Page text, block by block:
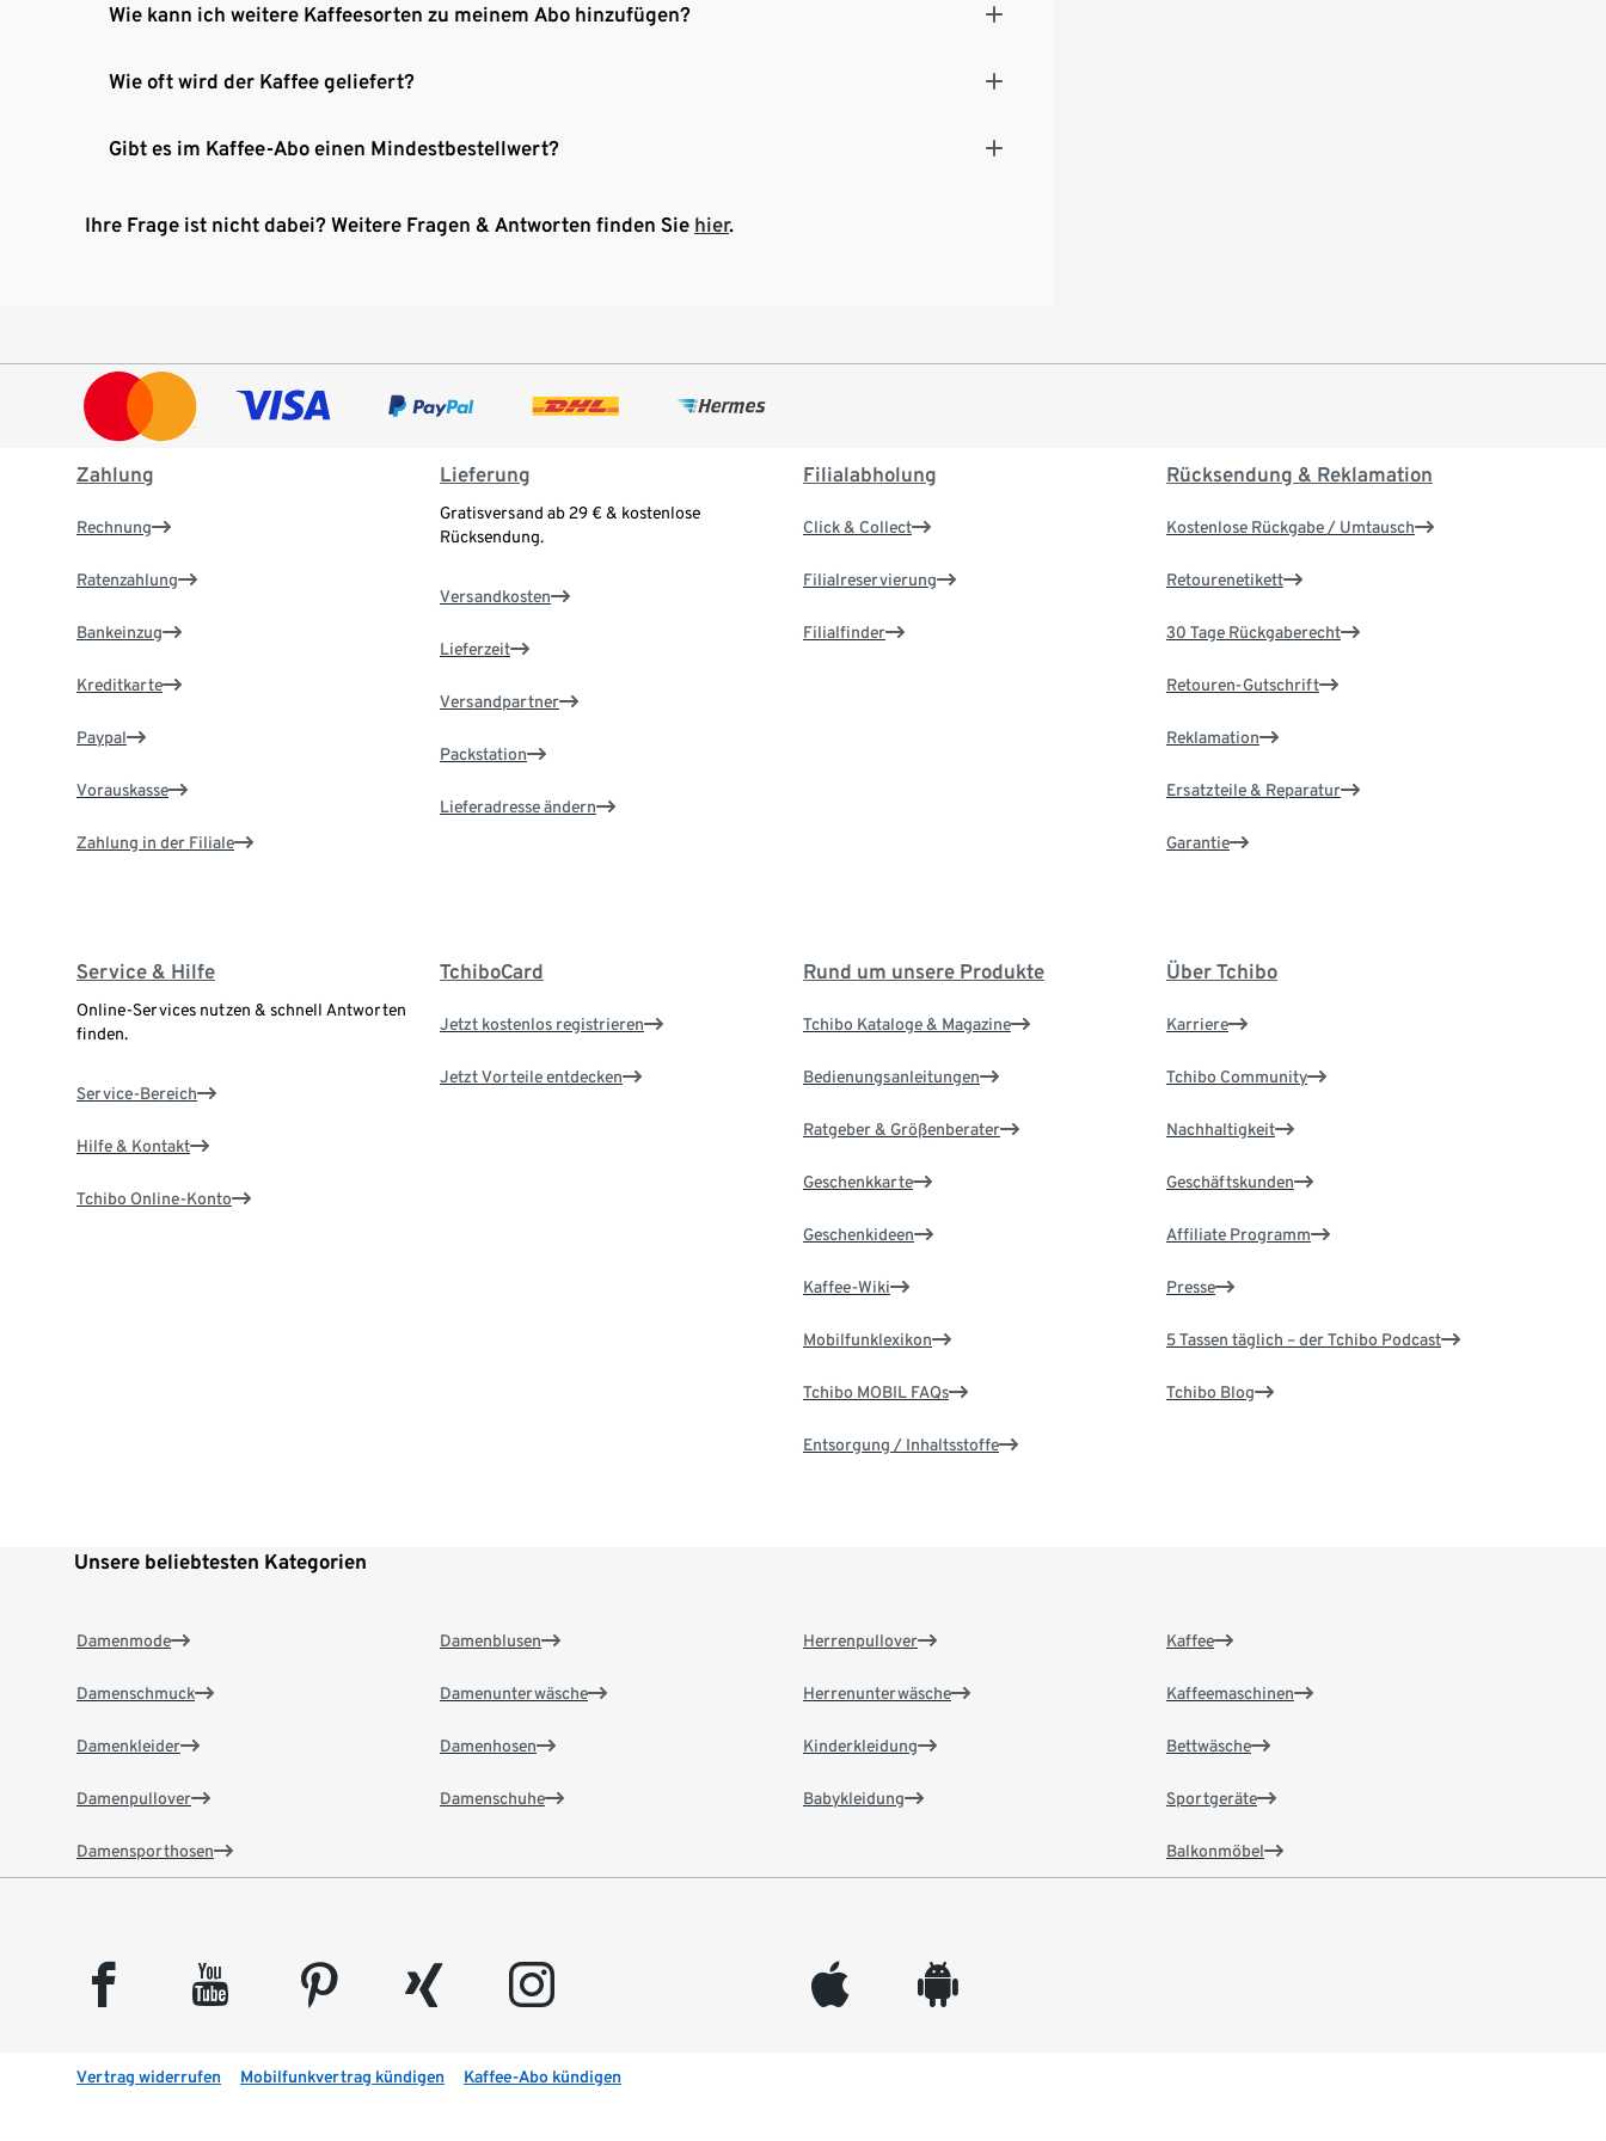
Wie kann ich weitere Kaffeesorten zu meinem Abo hinzufügen?
Wie oft wird der Kaffee geliefert?
Gibt es im Kaffee-Abo einen Mindestbestellwert?
Ihre Frage ist nicht dabei? Weitere Fragen & Antworten finden Sie hier.
Zahlung
Rechnung
Ratenzahlung
Bankeinzug
Kreditkarte
Paypal
Vorauskasse
Zahlung in der Filiale
Lieferung
Gratisversand ab 29 € & kostenlose
Rücksendung.
Versandkosten
Lieferzeit
Versandpartner
Packstation
Lieferadresse ändern
Filialabholung
Click & Collect
Filialreservierung
Filialfinder
Rücksendung & Reklamation
Kostenlose Rückgabe / Umtausch
Retourenetikett
30 Tage Rückgaberecht
Retouren-Gutschrift
Reklamation
Ersatzteile & Reparatur
Garantie
Service & Hilfe
Online-Services nutzen & schnell Antworten
finden.
Service-Bereich
Hilfe & Kontakt
Tchibo Online-Konto
TchiboCard
Jetzt kostenlos registrieren
Jetzt Vorteile entdecken
Rund um unsere Produkte
Tchibo Kataloge & Magazine
Bedienungsanleitungen
Ratgeber & Größenberater
Geschenkkarte
Geschenkideen
Kaffee-Wiki
Mobilfunklexikon
Tchibo MOBIL FAQs
Entsorgung / Inhaltsstoffe
Über Tchibo
Karriere
Tchibo Community
Nachhaltigkeit
Geschäftskunden
Affiliate Programm
Presse
5 Tassen täglich – der Tchibo Podcast
Tchibo Blog
Unsere beliebtesten Kategorien
Damenmode
Damenschmuck
Damenkleider
Damenpullover
Damensporthosen
Damenblusen
Damenunterwäsche
Damenhosen
Damenschuhe
Herrenpullover
Herrenunterwäsche
Kinderkleidung
Babykleidung
Kaffee
Kaffeemaschinen
Bettwäsche
Sportgeräte
Balkonmöbel
facebook youtube pinterest xing instagram appleinc android
Vertrag widerrufen Mobilfunkvertrag kündigen Kaffee-Abo kündigen